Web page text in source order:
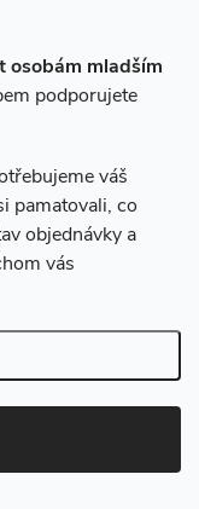
osobám mladším
podporujete
váš
pamatovali, co
objednávky a
vás
Juice S&V 10ml
Burst &
nedostupné
ZOBRAZIT